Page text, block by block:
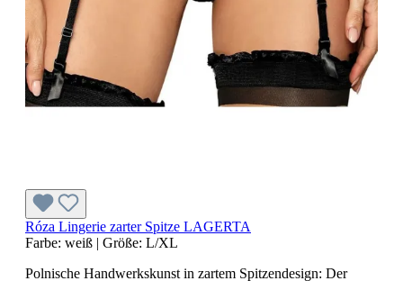
Róza Lingerie zarter Spitze LAGERTA
Farbe: weiß | Größe: L/XL
Polnische Handwerkskunst in zartem Spitzendesign: Der